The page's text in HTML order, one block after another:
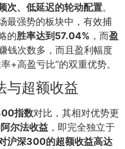
次、低延迟的轮动配置。
最强势的板块中，有效捕
的胜率达到57.04% ，而盈
钱次数多，而且盈利幅度
+高盈亏比”的双重优势。
与超额收益
指数对比，其相对优势更
尔法收益 ，即完全独立于
沪深300的超额收益高达